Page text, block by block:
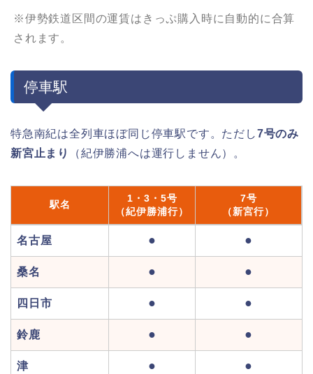
※伊勢鉄道区間の運賃はきっぷ購入時に自動的に合算
されます。
停車駅
特急南紀は全列車ほぼ同じ停車駅です。ただし7号のみ
新宮止まり
（紀伊勝浦へは運行しません）。
駅名
1・3・5号
（紀伊勝浦行）
7号
（新宮行）
名古屋 ● ●
桑名 ● ●
四日市 ● ●
鈴鹿 ● ●
津 ● ●